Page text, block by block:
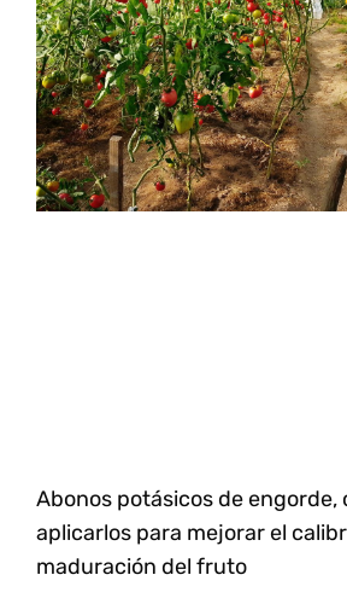
Abonos potásicos de engorde,
aplicarlos para mejorar el
maduración del fruto